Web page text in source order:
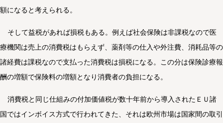
額になると考えられる。
そして益税があれば損税もある。例えば社会保険は非課税なので医
療機関は売上の消費税はもらえず、薬剤等の仕入や外注費、消耗品等の
諸経費は課税なので支払った消費税は損税になる。この分は保険診療報
酬の増額で保険料の増額となり消費者の負担になる。
消費税と同じ仕組みの付加価値税が数十年前から導入されたＥＵ諸
国ではインボイス方式で行われてきた、それは欧州市場は国家間の取引